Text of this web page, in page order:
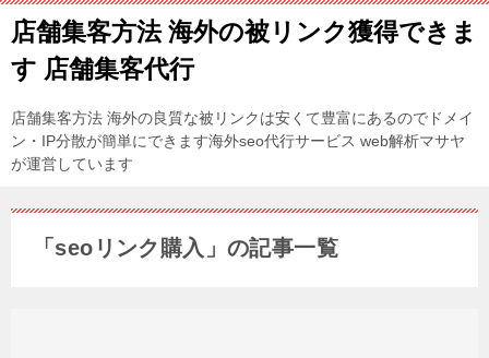
店舗集客方法 海外の被リンク獲得できま
す 店舗集客代行
店舗集客方法 海外の良質な被リンクは安くて豊富にあるのでドメイ
ン・IP分散が簡単にできます海外seo代行サービス web解析マサヤ
が運営しています
「seoリンク購入」の記事一覧